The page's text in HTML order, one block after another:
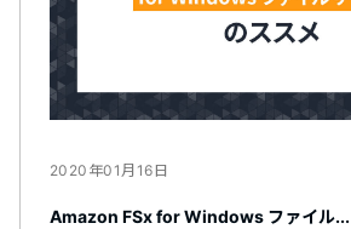
2020年01月16日
Amazon FSx for Windows ファイル...